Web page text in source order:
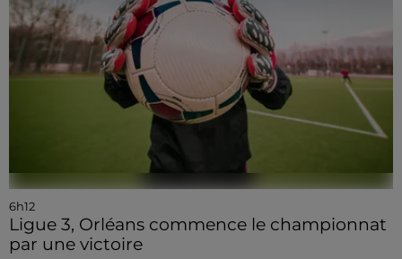
6h12
Ligue 3, Orléans commence le championnat
par une victoire